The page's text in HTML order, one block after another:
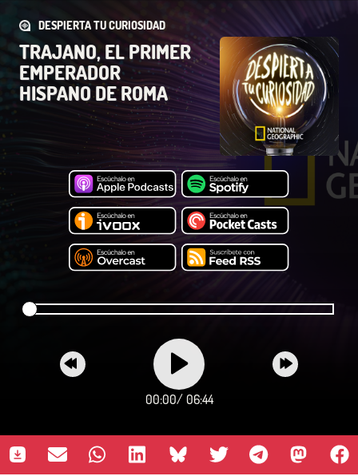
DESPIERTA TU CURIOSIDAD
TRAJANO, EL PRIMER
EMPERADOR
HISPANO DE ROMA
00:00/ 06:44